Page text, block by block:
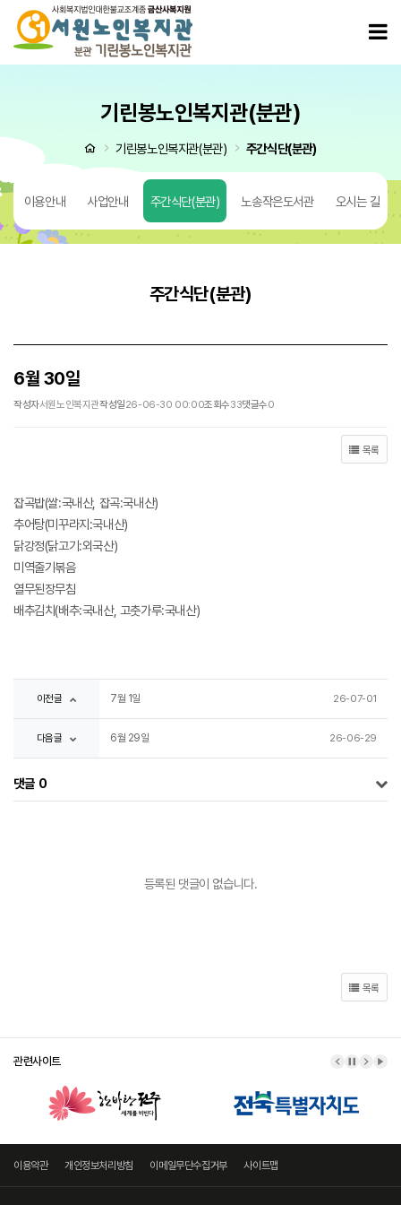
6월 30일 > 주간식단(분관)
기린봉노인복지관(분관)
처음으로
기린봉노인복지관(분관) 주간식단(분관)
이용안내 사업안내 주간식단(분관) 노송작은도서관 오시는 길
주간식단(분관)
6월 30일
작성자서원노인복지관작성일26-06-30 00:00조회수33댓글수0
목록
잡곡밥(쌀:국내산, 잡곡:국내산)
추어탕(미꾸라지:국내산)
닭강정(닭고기:외국산)
미역줄기볶음
열무된장무침
배추김치(배추:국내산, 고춧가루:국내산)
이전글 7월 1일 26-07-01
다음글 6월 29일 26-06-29
댓글 0
등록된 댓글이 없습니다.
목록
관련사이트 이전 배너
배너 정지
다음
배
이용약관 개인정보처리방침 이메일무단수집거부 사이트맵